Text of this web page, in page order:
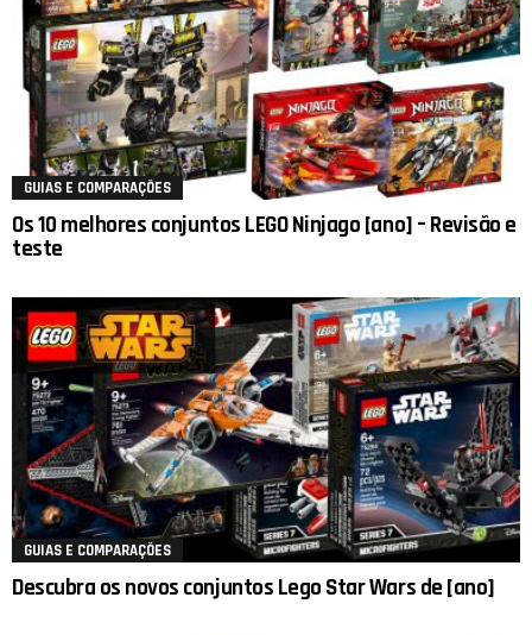
GUIAS E COMPARAÇÕES
Os 10 melhores conjuntos LEGO Ninjago [ano] – Revisão e
teste
GUIAS E COMPARAÇÕES
Descubra os novos conjuntos Lego Star Wars de [ano]